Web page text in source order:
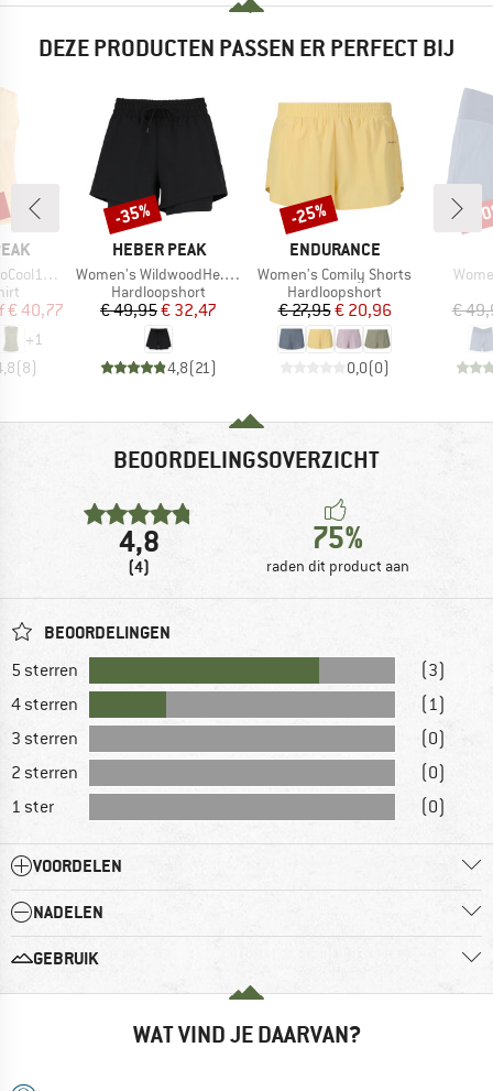
DEZE PRODUCTEN PASSEN ER PERFECT BIJ
Tank
prijs
€ 40,77
+1
(8)
MERK
HEBER PEAK
Artikel
Women's WildwoodHe. 2in1 Shorts
Productgroep
Hardloopshort
Prijs
€ 49,95Verlaagde prijs
€ 32,47
4,8(21 )
Korting
-35%
MERK
ENDURANCE
Artikel
Women's Comily Shorts
Productgroep
Hardloopshort
Prijs
€ 27,95Verlaagde prijs
€ 20,96
0,0(0)
Korting
-25%
Artikel
€
-
BEOORDELINGSOVERZICHT
4,8
(4)
75%
raden dit product aan
BEOORDELINGEN
5 sterren
(3)
4 sterren
(1)
3 sterren
(0)
2 sterren
(0)
1 ster
(0)
VOORDELEN
NADELEN
GEBRUIK
WAT VIND JE DAARVAN?